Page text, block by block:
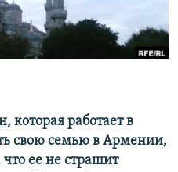
которая работает в
свою семью в Армении,
что ее не страшит